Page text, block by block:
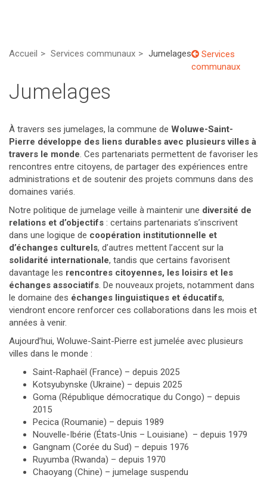
Accueil Services communaux Jumelages
Services
communaux
Jumelages
À travers ses jumelages, la commune de Woluwe-Saint-
Pierre développe des liens durables avec plusieurs villes à
travers le monde. Ces partenariats permettent de favoriser les
rencontres entre citoyens, de partager des expériences entre
administrations et de soutenir des projets communs dans des
domaines variés.
Notre politique de jumelage veille à maintenir une diversité de
relations et d’objectifs : certains partenariats s’inscrivent
dans une logique de coopération institutionnelle et
d’échanges culturels, d’autres mettent l’accent sur la
solidarité internationale, tandis que certains favorisent
davantage les rencontres citoyennes, les loisirs et les
échanges associatifs. De nouveaux projets, notamment dans
le domaine des échanges linguistiques et éducatifs,
viendront encore renforcer ces collaborations dans les mois et
années à venir.
Aujourd’hui, Woluwe-Saint-Pierre est jumelée avec plusieurs
villes dans le monde :
Saint-Raphaël (France) – depuis 2025
Kotsyubynske (Ukraine) – depuis 2025
Goma (République démocratique du Congo) – depuis
2015
Pecica (Roumanie) – depuis 1989
Nouvelle-Ibérie (États-Unis – Louisiane) – depuis 1979
Gangnam (Corée du Sud) – depuis 1976
Ruyumba (Rwanda) – depuis 1970
Chaoyang (Chine) – jumelage suspendu